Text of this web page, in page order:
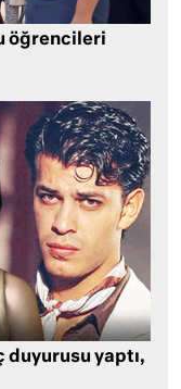
öğrencileri
duyurusu yaptı,